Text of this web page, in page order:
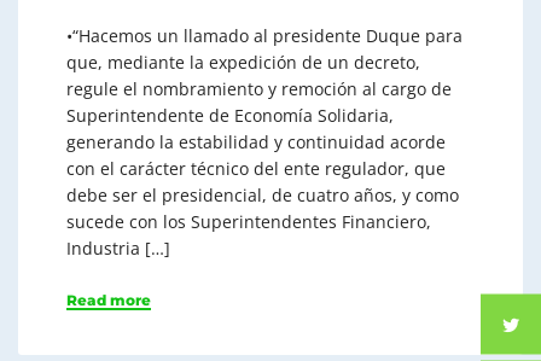
•“Hacemos un llamado al presidente Duque para
que, mediante la expedición de un decreto,
regule el nombramiento y remoción al cargo de
Superintendente de Economía Solidaria,
generando la estabilidad y continuidad acorde
con el carácter técnico del ente regulador, que
debe ser el presidencial, de cuatro años, y como
sucede con los Superintendentes Financiero,
Industria […]
Read more